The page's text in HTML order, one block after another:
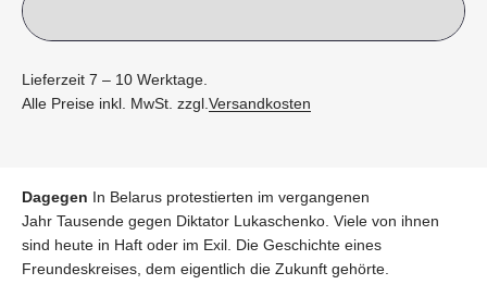
Lieferzeit 7 – 10 Werktage.
Alle Preise inkl. MwSt. zzgl.Versandkosten
Dagegen In Belarus protestierten im vergangenen
Jahr Tausende gegen Diktator Lukaschenko. Viele von ihnen
sind heute in Haft oder im Exil. Die Geschichte eines
Freundeskreises, dem eigentlich die Zukunft gehörte.